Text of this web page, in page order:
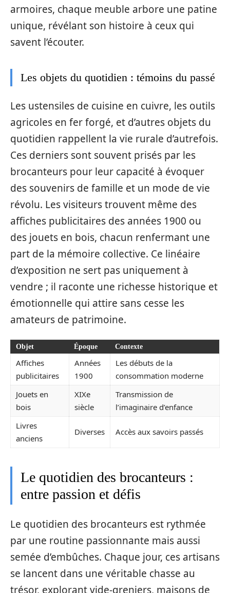
armoires, chaque meuble arbore une patine
unique, révélant son histoire à ceux qui
savent l’écouter.
Les objets du quotidien : témoins du passé
Les ustensiles de cuisine en cuivre, les outils
agricoles en fer forgé, et d’autres objets du
quotidien rappellent la vie rurale d’autrefois.
Ces derniers sont souvent prisés par les
brocanteurs pour leur capacité à évoquer
des souvenirs de famille et un mode de vie
révolu. Les visiteurs trouvent même des
affiches publicitaires des années 1900 ou
des jouets en bois, chacun renfermant une
part de la mémoire collective. Ce linéaire
d’exposition ne sert pas uniquement à
vendre ; il raconte une richesse historique et
émotionnelle qui attire sans cesse les
amateurs de patrimoine.
Objet Époque Contexte
Affiches
publicitaires
Années
1900
Les débuts de la
consommation moderne
Jouets en
bois
XIXe
siècle
Transmission de
l’imaginaire d’enfance
Livres
anciens
Diverses Accès aux savoirs passés
Le quotidien des brocanteurs :
entre passion et défis
Le quotidien des brocanteurs est rythmée
par une routine passionnante mais aussi
semée d’embûches. Chaque jour, ces artisans
se lancent dans une véritable chasse au
trésor, explorant vide-greniers, maisons de